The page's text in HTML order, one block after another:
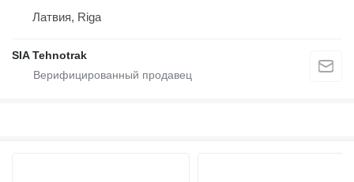
Латвия, Riga
SIA Tehnotrak